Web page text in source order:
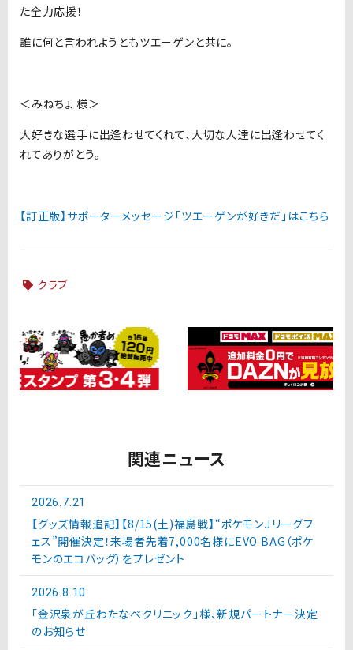
た全力応援！
誰に何と言われようともツエーゲンと共に。
＜みねちょ 様＞
大好きな選手に出逢わせてくれて、大切な人達に出逢わせてく
れてありがとう。
【訂正版】サポーターメッセージ「ツエーゲンが好きだ」はこちら
クラブ
関連ニュース
2026.7.21
【グッズ情報追記】【8/15(土)福島戦】“ポケモンＪリーグフ
ェス”開催決定！来場者先着7,000名様にEVO BAG（ポケ
モンのエコバッグ）をプレゼント
2026.8.10
「金沢泉が丘わたなべクリニック」様、新規パートナー決定
のお知らせ